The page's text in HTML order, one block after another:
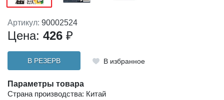
Артикул: 90002524
Цена: 426 ₽
В РЕЗЕРВ В избранное
Параметры товара
Страна производства: Китай